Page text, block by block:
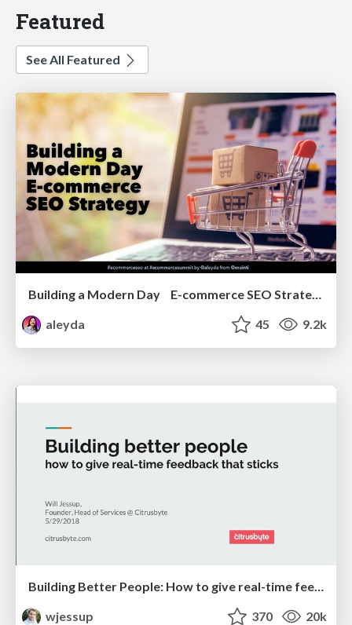
Featured
See All Featured
Building a Modern Day E-commerce SEO Strategy
aleyda
45 9.2k
Building Better People: How to give real-time feedback that sticks.
wjessup
370 20k